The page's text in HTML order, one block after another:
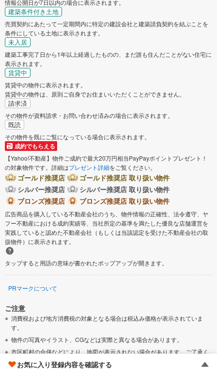
情報公開日が7日以内の場合に表示されます。
建築条件付き土地
売買契約にあたって一定期間内に特定の建設会社と建築請負契約を結ぶことを
条件にしている土地に表示されます。
未入居
建築工事完了日から1年以上経過したものの、まだ誰も住んだことがない住宅に
表示されます。
賃貸中
賃貸中の物件に表示されます。
賃貸中の物件は、原則ご自身でお住まいいただくことができません。
請求済
その物件が資料請求・お問い合わせ済みの場合に表示されます。
既読
その物件を既にご覧になっている場合に表示されます。
成約でもらえる
【Yahoo!不動産】物件ご成約で最大20万円相当PayPayポイントプレゼント！
の対象物件です。詳細はプレゼント詳細をご覧ください。
ゴールド推奨店
ゴールド推奨店 取り扱い物件
シルバー推奨店
シルバー推奨店 取り扱い物件
ブロンズ推奨店
ブロンズ推奨店 取り扱い物件
広告商品を購入している不動産会社のうち、物件情報の正確性、法令遵守、ヤ
フー不動産における成約実績等、当社所定の基準を満たした優良な店舗運営を
実践していると認めた不動産会社（もしくは当該認定を受けた不動産会社の取
扱物件）に表示されます。
タップすると用語の意味が書かれたポップアップが開きます。
PRマークについて
ご注意
消費税および地方消費税の対象となる場合は税込み価格が表示されていま
す。
物件の写真やイラスト、CGなどは実際と異なる場合があります。
市区町村の合併などにより、地図が表示されない場合があります。ご了承く
ださい。
お気に入り登録内容を確認する